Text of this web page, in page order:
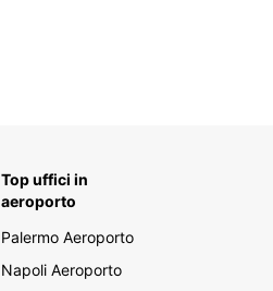
Top uffici in
aeroporto
Palermo Aeroporto
Napoli Aeroporto